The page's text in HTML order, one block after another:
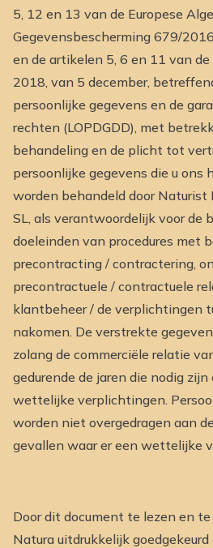
5, 12 en 13 van de Europese
Gegevensbescherming 679/
en de artikelen 5, 6 en 11 van
2018, van 5 december,
persoonlijke gegevens en de
rechten (LOPDGDD), met
behandeling en de plicht tot
persoonlijke gegevens die u ons
worden behandeld door Naturist
SL, als verantwoordelijk voor de
doeleinden van procedures met
precontracting / contractering,
precontractuele / contractuele
klantbeheer / de verplichtingen
nakomen. De verstrekte
zolang de commerciële relatie
gedurende de jaren die nodig
wettelijke verplichtingen.
worden niet overgedragen aan
gevallen waar er een wettelijke
Door dit document te lezen en
Natura uitdrukkelijk